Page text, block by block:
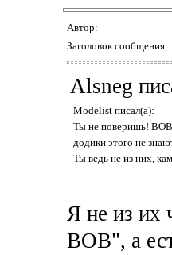
Автор:
Заголовок сообщения:
Alsneg
Modelist писал(а):
Ты не поверишь! ВОВ
додики этого не
Ты ведь не из них,
Я не из их
ВОВ", а